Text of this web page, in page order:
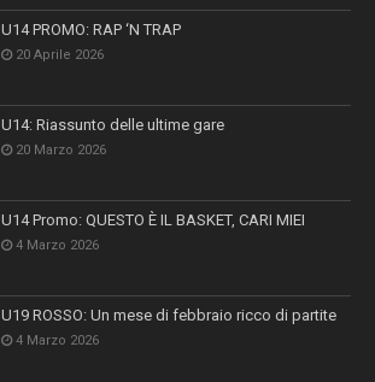
U14 PROMO: RAP ‘N TRAP
20 Aprile 2026
U14: Riassunto delle ultime gare
20 Marzo 2026
U14 Promo: QUESTO È IL BASKET, CARI MIEI
4 Marzo 2026
U19 ROSSO: Un mese di febbraio ricco di partite
4 Marzo 2026